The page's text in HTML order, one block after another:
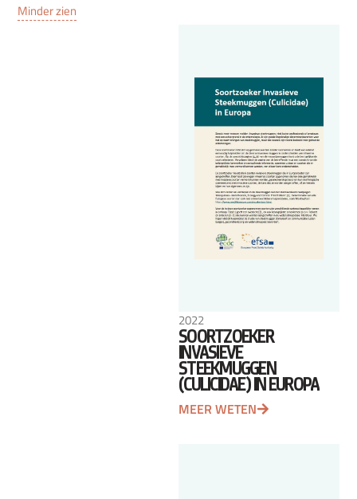
Minder zien
2022
SOORTZOEKER
INVASIEVE
STEEKMUGGEN
(CULICIDAE) IN EUROPA
MEER WETEN